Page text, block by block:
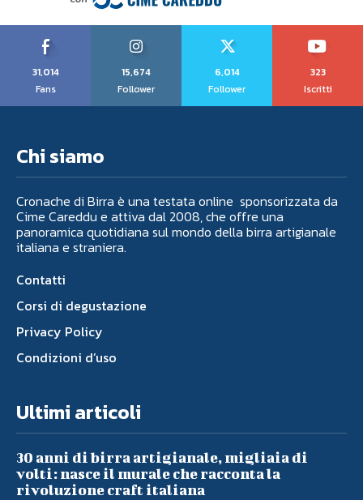
31,014
Fans
15,674
Follower
6,014
Follower
323
Iscritti
Chi siamo
Cronache di Birra è una testata online sponsorizzata da
Cime Careddu e attiva dal 2008, che offre una
panoramica quotidiana sul mondo della birra artigianale
italiana e straniera.
Contatti
Corsi di degustazione
Privacy Policy
Condizioni d’uso
Ultimi articoli
30 anni di birra artigianale, migliaia di
volti: nasce il murale che racconta la
rivoluzione craft italiana